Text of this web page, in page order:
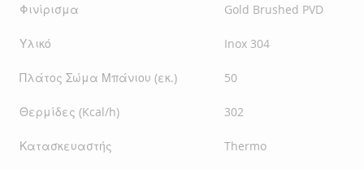
Φινίρισμα Gold Brushed PVD
Υλικό Inox 304
Πλάτος Σώμα Μπάνιου (εκ.) 50
Θερμίδες (Kcal/h) 302
Κατασκευαστής Thermo